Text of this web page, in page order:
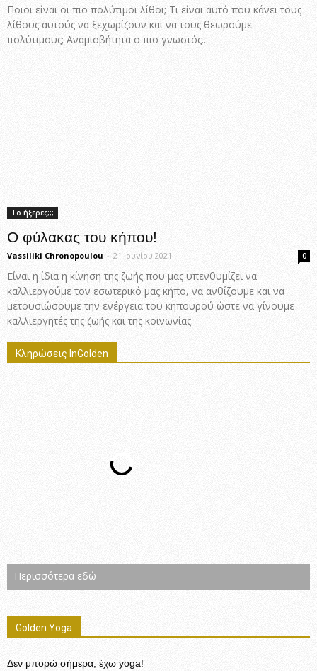
Ποιοι είναι οι πιο πολύτιμοι λίθοι; Τι είναι αυτό που κάνει τους
λίθους αυτούς να ξεχωρίζουν και να τους θεωρούμε
πολύτιμους; Αναμισβήτητα ο πιο γνωστός...
Το ήξερες;;;
Ο φύλακας του κήπου!
Vassiliki Chronopoulou - 21 Ιουνίου 2021 0
Είναι η ίδια η κίνηση της ζωής που μας υπενθυμίζει να
καλλιεργούμε τον εσωτερικό μας κήπο, να ανθίζουμε και να
μετουσιώσουμε την ενέργεια του κηπουρού ώστε να γίνουμε
καλλιεργητές της ζωής και της κοινωνίας.
Κληρώσεις InGolden
Περισσότερα εδώ
Golden Yoga
Δεν μπορώ σήμερα, έχω yoga!